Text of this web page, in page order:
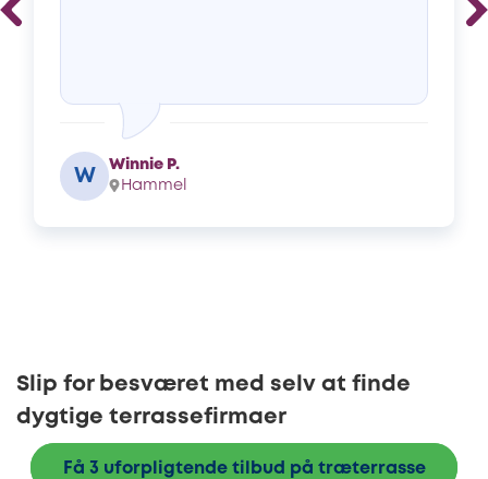
W
Winnie P.
Hammel
Slip for besværet med selv at finde
dygtige terrassefirmaer
Få 3 uforpligtende tilbud på træterrasse